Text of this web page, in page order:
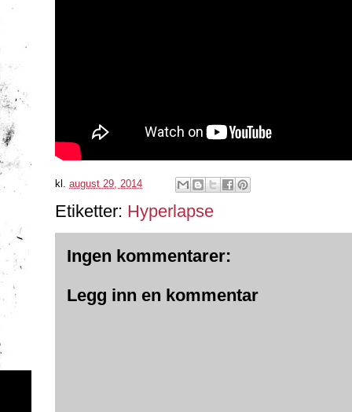
kl. august 29, 2014
Etiketter: Hyperlapse
Ingen kommentarer:
Legg inn en kommentar